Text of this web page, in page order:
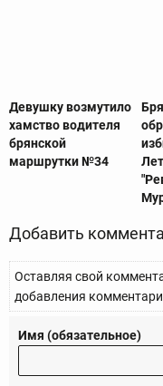
Девушку возмутило
хамство водителя
брянской
маршрутки №34
Добавить
Оставляя свой
добавления
Имя (обязательное)